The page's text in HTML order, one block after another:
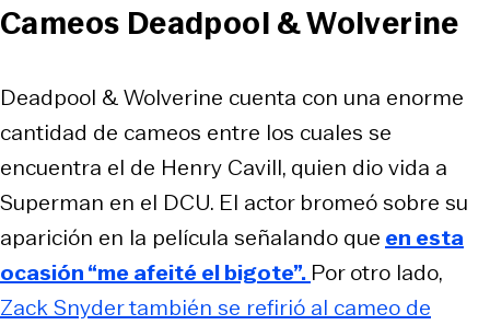
Cameos Deadpool & Wolverine
Deadpool & Wolverine cuenta con una enorme
cantidad de cameos entre los cuales se
encuentra el de Henry Cavill, quien dio vida a
Superman en el DCU. El actor bromeó sobre su
aparición en la película señalando que en esta
ocasión “me afeité el bigote”. Por otro lado,
Zack Snyder también se refirió al cameo de